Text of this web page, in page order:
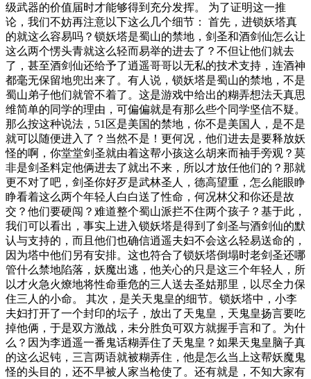
级武器的价值届时才能够得到充分发挥。 为了证明这一推
论，我们不妨再注意以下这么几个细节： 首先，进锁妖塔真
的就这么容易吗？锁妖塔是蜀山的禁地，剑圣和酒剑仙怎么让
这么两个愣头青就这么轻而易举的进去了？不但让他们就去
了，甚至酒剑仙还给予了逍遥哥哥以无私的技术支持，连酒神
都毫无保留地兜出来了。有人说，锁妖塔是蜀山的禁地，不是
蜀山弟子他们就管不着了。这是游戏中给出的糊弄想法天真思
维简单的同学的理由，可偏偏就是有那么些个同学坚信不疑。
那么按这种说法，51区是美国的禁地，你不是美国人，是不是
就可以随便进入了？当然不是！更何况，他们进去是要释放妖
怪的啊，你堂堂剑圣就由着这帮小孩这么胡来而袖手旁观？莫
非是剑圣料定他俩进去了就出不来，所以才放任他们的？那就
更不对了吧，剑圣你好歹是武林圣人，德高望重，怎么能眼睁
睁看着这么两个年轻人白白送了性命，何况林父和你还是故
交？他们要硬闯？难道整个蜀山派拦不住两个孩子？基于此，
我们可以看出，事实上进入锁妖塔是得到了剑圣与酒剑仙的默
认与支持的，而且他们也确信逍遥夫妇不会这么轻易送命的，
因为塔中他们另有安排。这也符合了锁妖塔倒塌时老剑圣还哪
管什么禁地陷落，妖魔出逃，他关心的只是这三个年轻人，所
以才火急火燎地将性命垂危的三人送去圣姑那里，以尽全力保
住三人的小命。 其次，是关天鬼皇的细节。锁妖塔中，小李
夫妇打开了一个封印的坛子，放出了天鬼皇，天鬼皇扬言要吃
掉他俩，于是双方激战，未分胜负可双方就握手言和了。为什
么？因为李逍遥一番鬼话糊弄住了天鬼皇？如果天鬼皇脑子真
的这么迟钝，三言两语就被糊弄住，他是怎么当上这帮妖魔鬼
怪的头目的，还不早被人家当枪使了。还有就是，不知大家有